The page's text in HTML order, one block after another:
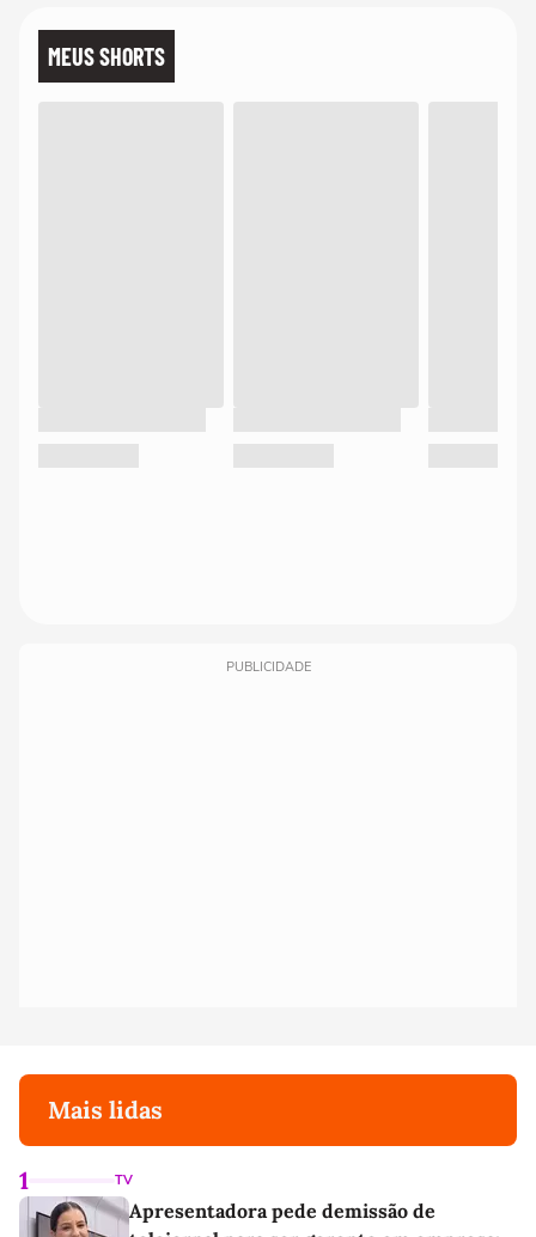
MEUS SHORTS
PUBLICIDADE
Mais lidas
1 TV
Apresentadora pede demissão de